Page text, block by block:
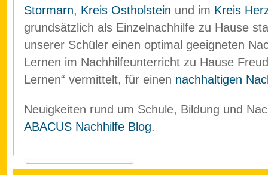
Stormarn, Kreis Ostholstein und im Kreis
grundsätzlich als Einzelnachhilfe zu Hause
unserer Schüler einen optimal geeigneten
Lernen im Nachhilfeunterricht zu Hause
Lernen“ vermittelt, für einen nachhaltigen
Neuigkeiten rund um Schule, Bildung und
ABACUS Nachhilfe Blog.